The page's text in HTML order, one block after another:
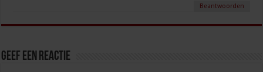
Beantwoorden
Geef een reactie